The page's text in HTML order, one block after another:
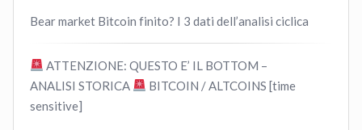
Bear market Bitcoin finito? I 3 dati dell’analisi ciclica
ATTENZIONE: QUESTO E’ IL BOTTOM –
ANALISI STORICA
BITCOIN / ALTCOINS [time
sensitive]